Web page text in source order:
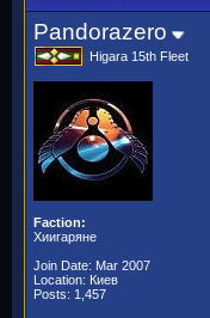
Pandorazero
Higara 15th Fleet
Faction:
Хиигаряне
Join Date: Mar 2007
Location: Киев
Posts: 1,457